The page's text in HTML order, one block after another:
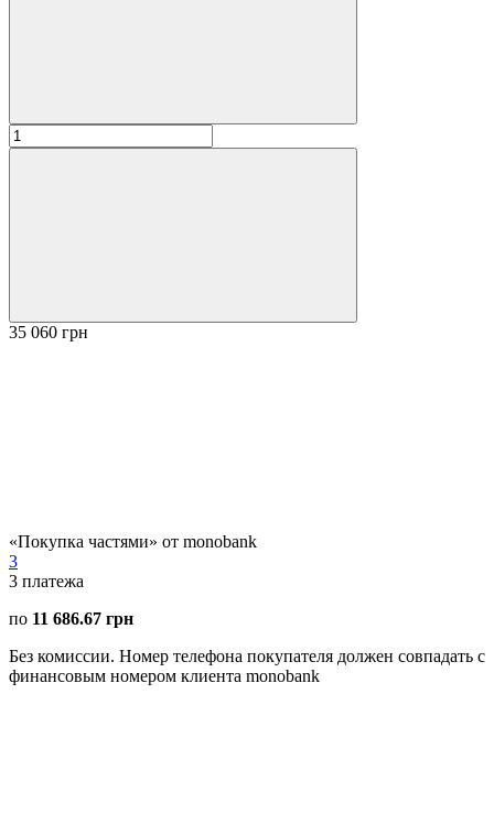
35 060 грн
«Покупка частями» от monobank
3
3 платежа
по 11 686.67 грн
Без комиссии. Номер телефона покупателя должен совпадать с
финансовым номером клиента monobank